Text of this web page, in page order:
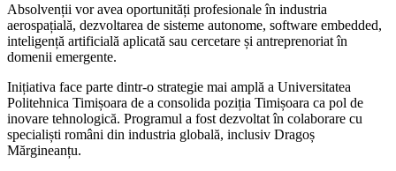
Absolvenții vor avea oportunități profesionale în industria
aerospațială, dezvoltarea de sisteme autonome, software embedded,
inteligență artificială aplicată sau cercetare și antreprenoriat în
domenii emergente.
Inițiativa face parte dintr-o strategie mai amplă a Universitatea
Politehnica Timișoara de a consolida poziția Timișoara ca pol de
inovare tehnologică. Programul a fost dezvoltat în colaborare cu
specialiști români din industria globală, inclusiv Dragoș
Mărgineanțu.